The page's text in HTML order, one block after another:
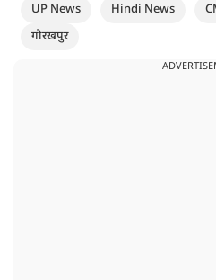
UP News Hindi News
गोरखपुर